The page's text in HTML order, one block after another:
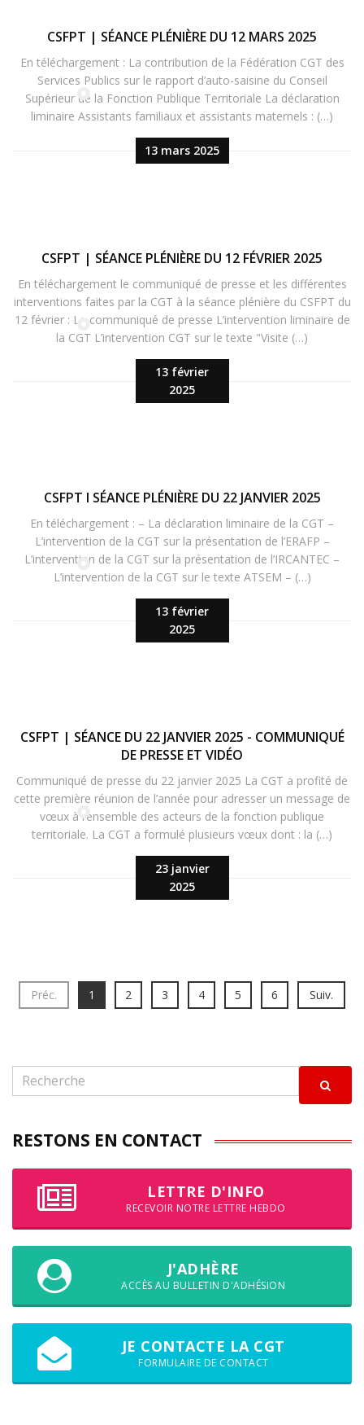
13 mars 2025
CSFPT | SÉANCE PLÉNIÈRE DU 12 MARS 2025
En téléchargement : La contribution de la Fédération CGT des
Services Publics sur le rapport d’auto-saisine du Conseil
Supérieur de la Fonction Publique Territoriale La déclaration
liminaire Assistants familiaux et assistants maternels : (…)
13 février
2025
CSFPT | SÉANCE PLÉNIÈRE DU 12 FÉVRIER 2025
En téléchargement le communiqué de presse et les différentes
interventions faites par la CGT à la séance plénière du CSFPT du
12 février : Le communiqué de presse L’intervention liminaire de
la CGT L’intervention CGT sur le texte "Visite (…)
13 février
2025
CSFPT I SÉANCE PLÉNIÈRE DU 22 JANVIER 2025
En téléchargement : – La déclaration liminaire de la CGT –
L’intervention de la CGT sur la présentation de l’ERAFP –
L’intervention de la CGT sur la présentation de l’IRCANTEC –
L’intervention de la CGT sur le texte ATSEM – (…)
23 janvier
2025
CSFPT | SÉANCE DU 22 JANVIER 2025 - COMMUNIQUÉ
DE PRESSE ET VIDÉO
Communiqué de presse du 22 janvier 2025 La CGT a profité de
cette première réunion de l’année pour adresser un message de
vœux à l’ensemble des acteurs de la fonction publique
territoriale. La CGT a formulé plusieurs vœux dont : la (…)
Préc. 1 2 3 4 5 6 Suiv.
RESTONS EN CONTACT
LETTRE D'INFO
RECEVOIR NOTRE LETTRE HEBDO
J'ADHÈRE
ACCÈS AU BULLETIN D'ADHÉSION
JE CONTACTE LA CGT
FORMULAIRE DE CONTACT